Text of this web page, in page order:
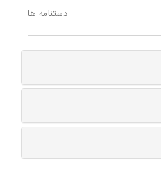
دستنامه ها